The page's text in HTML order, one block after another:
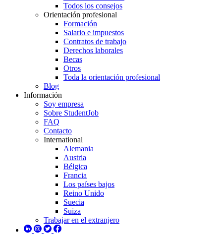
Todos los consejos
Orientación profesional
Formación
Salario e impuestos
Contratos de trabajo
Derechos laborales
Becas
Otros
Toda la orientación profesional
Blog
Información
Soy empresa
Sobre StudentJob
FAQ
Contacto
International
Alemania
Austria
Bélgica
Francia
Los países bajos
Reino Unido
Suecia
Suiza
Trabajar en el extranjero